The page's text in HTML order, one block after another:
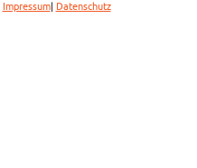
Impressum| Datenschutz